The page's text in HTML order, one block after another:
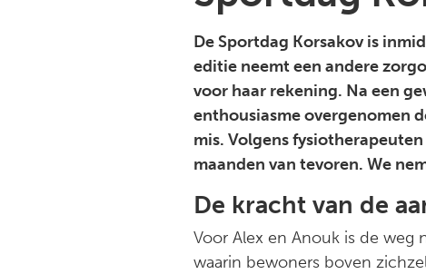
De Sportdag Korsakov is
editie neemt een andere
voor haar rekening. Na een
enthousiasme overgenomen
mis. Volgens
maanden van tevoren. We
De kracht van de
Voor Alex en Anouk is de weg
waarin bewoners boven